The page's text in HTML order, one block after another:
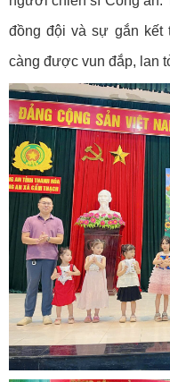
đồng đội và sự gắn kết
càng được vun đắp, lan